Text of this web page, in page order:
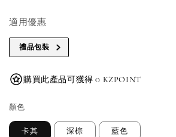
適用優惠
禮品包裝
購買此產品可獲得 0 KZPOINT
顏色
卡其 深棕 藍色